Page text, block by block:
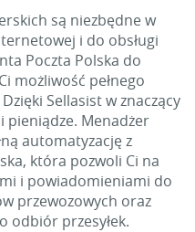
są niezbędne w
i do obsługi
Poczta Polska do
możliwość pełnego
Sellasist w znaczący
pieniądze. Menadżer
automatyzację z
która pozwoli Ci na
i powiadomieniami do
przewozowych oraz
odbiór przesyłek.